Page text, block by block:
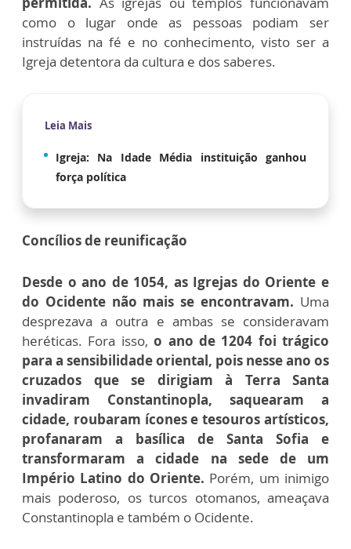
como o lugar onde as pessoas podiam ser
instruídas na fé e no conhecimento, visto ser a
Igreja detentora da cultura e dos saberes.
Leia Mais
Igreja: Na Idade Média instituição ganhou
força política
Concílios de reunificação
Desde o ano de 1054, as Igrejas do Oriente e
do Ocidente não mais se encontravam. Uma
desprezava a outra e ambas se consideravam
heréticas. Fora isso,o ano de 1204 foi trágico
para a sensibilidade oriental, pois nesse ano os
cruzados que se dirigiam à Terra Santa
invadiram Constantinopla, saquearam a
cidade, roubaram ícones e tesouros artísticos,
profanaram a basílica de Santa Sofia e
transformaram a cidade na sede de um
Império Latino do Oriente. Porém, um inimigo
mais poderoso, os turcos otomanos, ameaçava
Constantinopla e também o Ocidente.